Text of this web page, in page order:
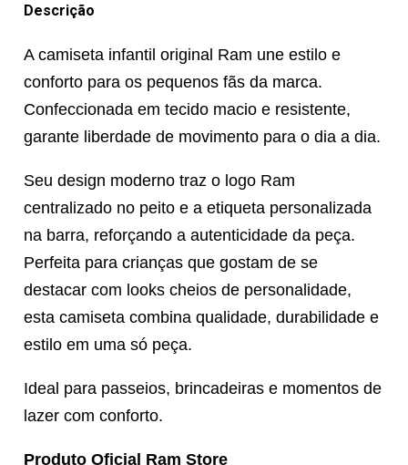
Descrição
A camiseta infantil original Ram une estilo e
conforto para os pequenos fãs da marca.
Confeccionada em tecido macio e resistente,
garante liberdade de movimento para o dia a dia.
Seu design moderno traz o logo Ram
centralizado no peito e a etiqueta personalizada
na barra, reforçando a autenticidade da peça.
Perfeita para crianças que gostam de se
destacar com looks cheios de personalidade,
esta camiseta combina qualidade, durabilidade e
estilo em uma só peça.
Ideal para passeios, brincadeiras e momentos de
lazer com conforto.
Produto Oficial Ram Store